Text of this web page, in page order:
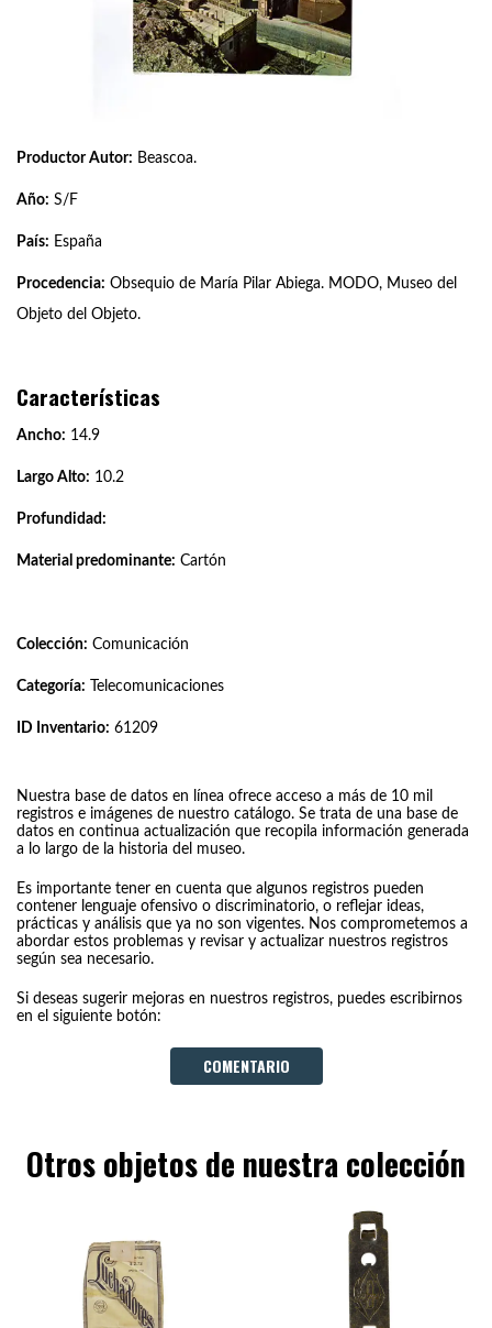
Productor Autor: Beascoa.
Año: S/F
País: España
Procedencia: Obsequio de María Pilar Abiega. MODO, Museo del
Objeto del Objeto.
Características
Ancho: 14.9
Largo Alto: 10.2
Profundidad:
Material predominante: Cartón
Colección: Comunicación
Categoría: Telecomunicaciones
ID Inventario: 61209
Nuestra base de datos en línea ofrece acceso a más de 10 mil
registros e imágenes de nuestro catálogo. Se trata de una base de
datos en continua actualización que recopila información generada
a lo largo de la historia del museo.
Es importante tener en cuenta que algunos registros pueden
contener lenguaje ofensivo o discriminatorio, o reflejar ideas,
prácticas y análisis que ya no son vigentes. Nos comprometemos a
abordar estos problemas y revisar y actualizar nuestros registros
según sea necesario.
Si deseas sugerir mejoras en nuestros registros, puedes escribirnos
en el siguiente botón:
COMENTARIO
Otros objetos de nuestra colección